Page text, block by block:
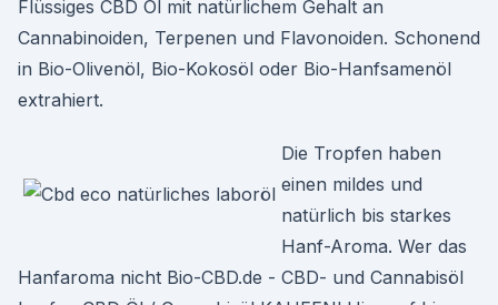
Flüssiges CBD Öl mit natürlichem Gehalt an
Cannabinoiden, Terpenen und Flavonoiden. Schonend
in Bio-Olivenöl, Bio-Kokosöl oder Bio-Hanfsamenöl
extrahiert.
Die Tropfen haben
einen mildes und
natürlich bis starkes
Hanf-Aroma. Wer das
Hanfaroma nicht Bio-CBD.de - CBD- und Cannabisöl